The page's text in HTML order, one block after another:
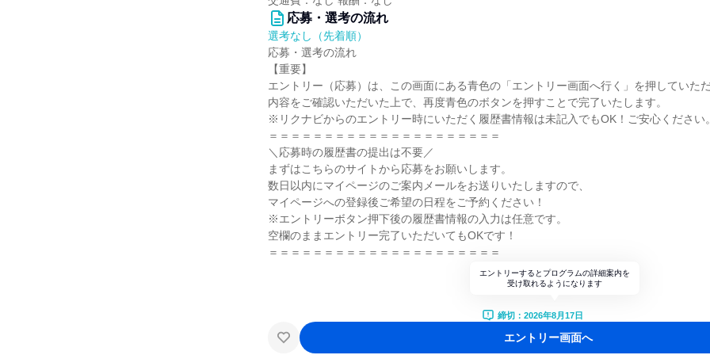
応募・選考の流れ
選考なし（先着順）
応募・選考の流れ
【重要】
エントリー（応募）は、この画面にある青色の「エントリー画面へ行く」を押していた
内容をご確認いただいた上で、再度青色のボタンを押すことで完了いたします。
※リクナビからのエントリー時にいただく履歴書情報は未記入でもOK！ご安心ください
＝＝＝＝＝＝＝＝＝＝＝＝＝＝＝＝＝＝＝＝＝
＼応募時の履歴書の提出は不要／
まずはこちらのサイトから応募をお願いします。
数日以内にマイページのご案内メールをお送りいたしますので、
マイページへの登録後ご希望の日程をご予約ください！
※エントリーボタン押下後の履歴書情報の入力は任意です。
空欄のままエントリー完了いただいてもOKです！
＝＝＝＝＝＝＝＝＝＝＝＝＝＝＝＝＝＝＝＝＝
エントリーするとプログラムの詳細案内を
受け取れるようになります
締切：2026年8月17日
エントリー画面へ